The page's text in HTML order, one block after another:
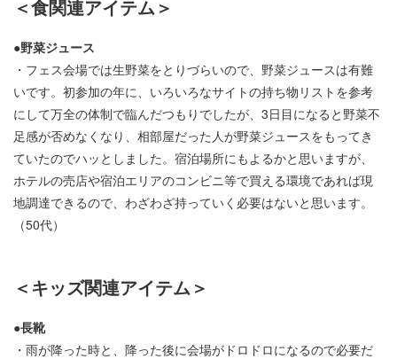
＜食関連アイテム＞
●野菜ジュース
・フェス会場では生野菜をとりづらいので、野菜ジュースは有難
いです。初参加の年に、いろいろなサイトの持ち物リストを参考
にして万全の体制で臨んだつもりでしたが、3日目になると野菜不
足感が否めなくなり、相部屋だった人が野菜ジュースをもってき
ていたのでハッとしました。宿泊場所にもよるかと思いますが、
ホテルの売店や宿泊エリアのコンビニ等で買える環境であれば現
地調達できるので、わざわざ持っていく必要はないと思います。
（50代）
＜キッズ関連アイテム＞
●長靴
・雨が降った時と、降った後に会場がドロドロになるので必要だ